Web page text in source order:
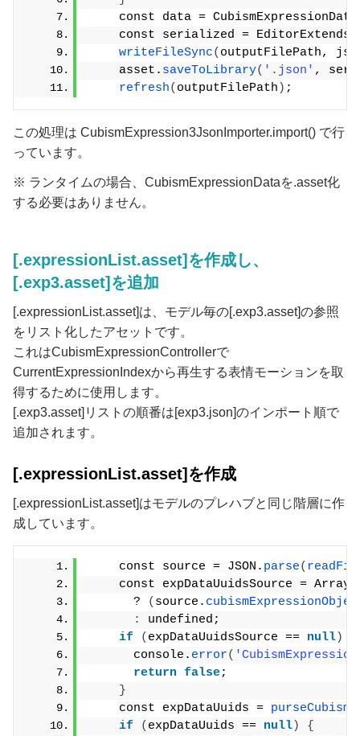
const data =
    const serialized = EditorExtends.
writeFileSync( outputFilePath,
    asset.
saveToLibrary( '.json' ,
refresh( outputFilePath ) ;
この処理は CubismExpression3JsonImporter.import() で行
っています。
※ ランタイムの場合、CubismExpressionDataを.asset化
する必要はありません。
[.expressionList.asset]を作成し、
[.exp3.asset]を追加
[.expressionList.asset]は、モデル毎の[.exp3.asset]の参照
をリスト化したアセットです。
これはCubismExpressionControllerで
CurrentExpressionIndexから再生する表情モーションを取
得するために使用します。
[.exp3.asset]リストの順番は[exp3.json]のインポート順で
追加されます。
[.expressionList.asset]を作成
[.expressionList.asset]はモデルのプレハブと同じ階層に作
成しています。
    const source = JSON.
parse(
    const expDataUuidsSource = Array.
      ?
( source.
:
undefined;
if
( expDataUuidsSource == null)
      console.
error(
return false;
}
    const expDataUuids =
if
( expDataUuids == null)
{